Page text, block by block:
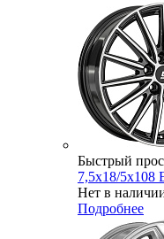
Быстрый
7,5x18/5x108
Нет в
Подробнее